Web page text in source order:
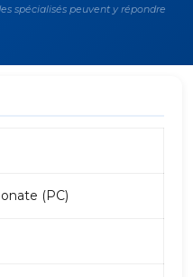
spécialisés peuvent y répondre
(PC)